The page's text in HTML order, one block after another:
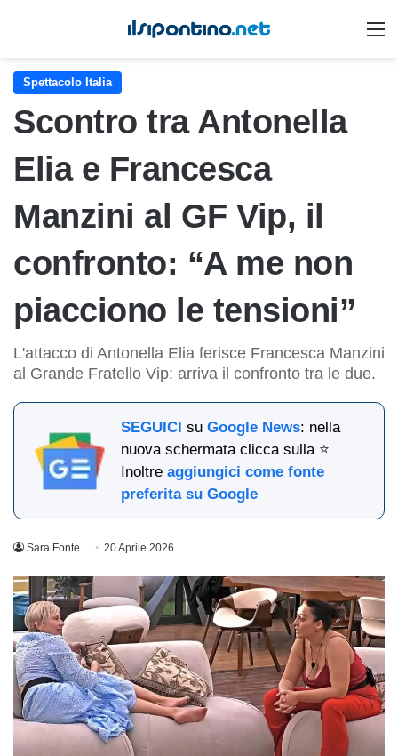
Spettacolo Italia
Scontro tra Antonella
Elia e Francesca
Manzini al GF Vip, il
confronto: “A me non
piacciono le tensioni”
L'attacco di Antonella Elia ferisce Francesca Manzini
al Grande Fratello Vip: arriva il confronto tra le due.
SEGUICI suGoogle News: nella
nuova schermata clicca sulla ⭐
Inoltreaggiungici come fonte
preferita su Google
Sara Fonte 20 Aprile 2026